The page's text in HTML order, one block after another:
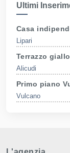
Ultimi
Casa
Lipari
Terrazzo
Alicudi
Primo piano
Vulcano